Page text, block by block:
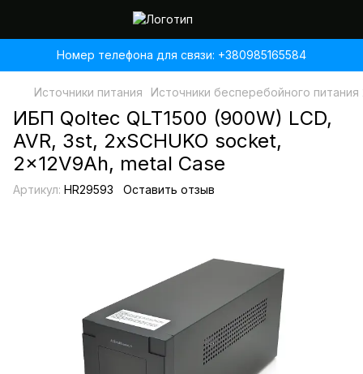
Номер телефона для связи: +380985165584
Источники питания Источники бесперебойного
ИБП Qoltec QLT1500 (900W) LСD,
AVR, 3st, 2xSCHUKO socket,
2x12V9Ah, metal Case
Артикул: HR29593 Оставить отзыв